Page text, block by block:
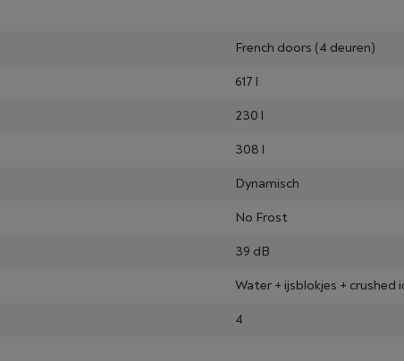
French doors (4 deuren)
617 l
230 l
308 l
Dynamisch
No Frost
39 dB
Water + ijsblokjes + crushed
4